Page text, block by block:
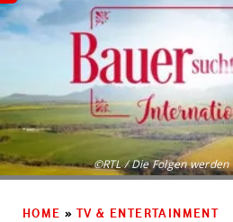
©RTL / Die Folgen
HOME » TV & ENTERTAINMENT